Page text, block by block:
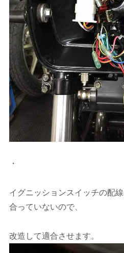
・
イグニッションスイッチの配
合っていないので、
改造して適合させます。